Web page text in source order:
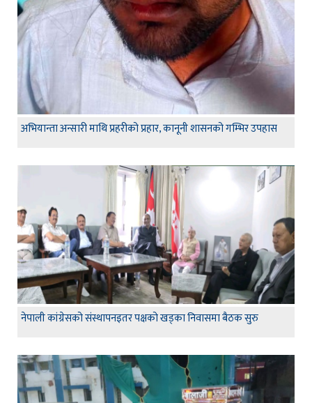
अभियान्ता अन्सारी माथि प्रहरीको प्रहार, कानूनी शासनको गम्भिर उपहास
नेपाली कांग्रेसको संस्थापनइतर पक्षको खड्का निवासमा बैठक सुरु